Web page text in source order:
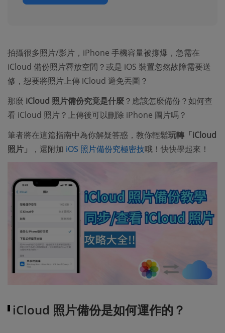
拍攝很多照片/影片，iPhone 手機容量被撐爆，急需在
iCloud 備份照片釋放空間？或是 iOS 裝置忽然故障需要送
修，想要將照片上傳 iCloud 避免丟圖？
那麼 iCloud 照片備份究竟是什麼？應該怎麼備份？如何查
看 iCloud 照片？上傳後可以刪除 iPhone 圖片嗎？
筆者將在這篇指南中為你解疑答惑，教你輕鬆玩轉「iCloud
照片」
，還附加 iOS 照片備份究極密技哦！快快學起來！
iCloud 照片備份是如何運作的？